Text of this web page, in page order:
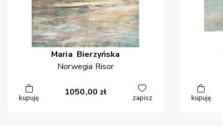
Maria Bierzyńska
Norwegia Risor
kupuję
1050,00 zł
zapisz kupuję